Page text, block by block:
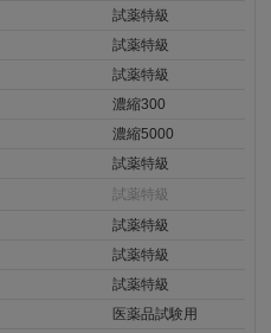
試薬特級
試薬特級
試薬特級
濃縮300
濃縮5000
試薬特級
試薬特級
試薬特級
試薬特級
試薬特級
医薬品試験用